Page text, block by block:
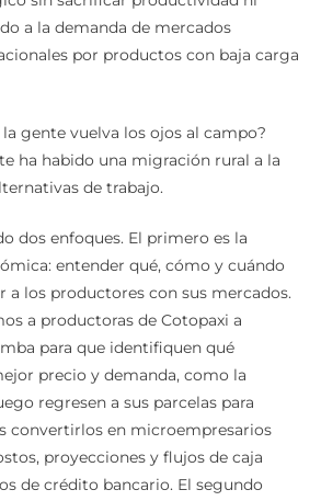
a la demanda de mercados
por productos con baja carga
gente vuelva los ojos al campo?
ha habido una migración rural a la
de trabajo.
dos enfoques. El primero es la
entender qué, cómo y cuándo
a los productores con sus mercados.
a productoras de Cotopaxi a
para que identifiquen qué
precio y demanda, como la
regresen a sus parcelas para
convertirlos en microempresarios
proyecciones y flujos de caja
de crédito bancario. El segundo